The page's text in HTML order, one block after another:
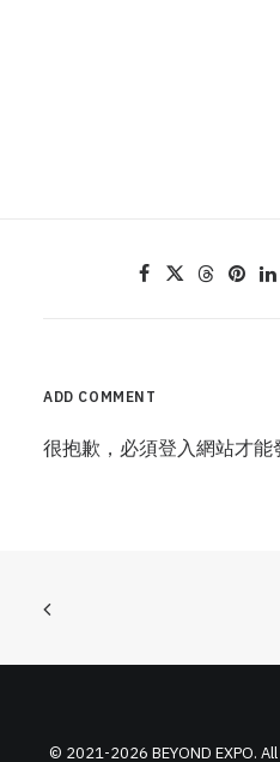
ADD COMMENT
很抱歉，必須登入網站才能
© 2021-2026 BEYOND EXPO.